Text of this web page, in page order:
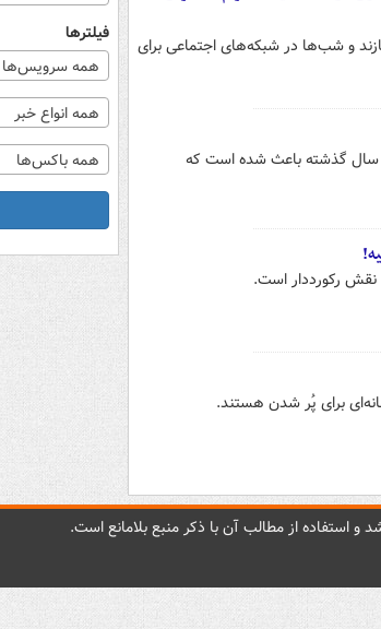
و شب‌ها در شبکه‌های اجتماعی برای
سال گذشته باعث شده است که
برای پُر شدن هستند.
فیلترها
همه سرویس‌ها
همه انواع خبر
همه باکس‌ها
استفاده از مطالب آن با ذکر منبع بلامانع است.